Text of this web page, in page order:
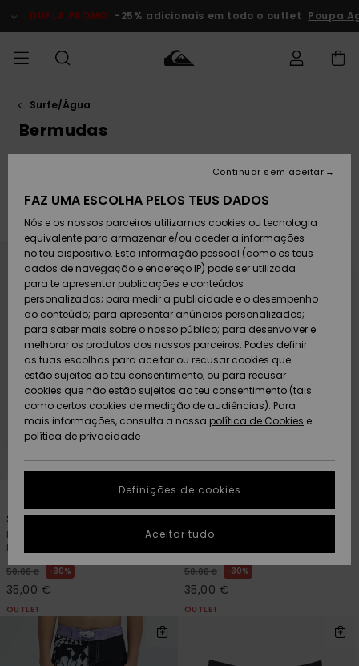
da
produtos
DUPLA PROMO -25% adicionais em todo o outlet Poupa
HOMEM
Calçado e
chinelos
Surfe/água
Snow
Artigos
recém-
chegados
Coleções
MENINO
Calçado e
chinelos
Surfe/água
Neve
Artigos
recém-
chegados
Highlights
MULHER
chegados
Highlights
Snow
SURF
Crianças
Highlights
Community
SNOW
Artigos
Criança
Snow Shop
Feminino
Highlights
Community
DUPLA
PROMO
Criança
Outlet
Mulher
AJUDA
Devoluções
Pagamento
Cartão
presente
Quiksilver
Freedom
Protecção de
dados
Guia de
tamanhos
conversa para
obteres a
resposta mais
Iniciar uma
conversa
SUSTAINABILITY
PRESENTE
LISTA DE
DESEJO
Surfe/água
Bermudas
Bermudas Fatos de surfe
Avançar
procurar
critérios
filtragem
Avançar
ordenar
Surfsilk Holmes 17"
Boardshorts/Calções de
banho Preto Rapazes 8-16
50,00 € 30%
35,00 €
OUTLET
3
Surfsilk Straight 17"
Boardshorts/Calções de
50,00 € 30%
35,00 €
OUTLET
FAZ UMA ESCOLHA PELOS TEUS DADOS
Nós e os nossos parceiros utilizamos cookies ou tecnologia
equivalente para armazenar e/ou aceder a informações
no teu dispositivo. Esta informação pessoal (como os teus
dados de navegação e endereço IP) pode ser utilizada
para te apresentar publicações e conteúdos
personalizados; para medir a publicidade e o desempenho
do conteúdo; para apresentar anúncios personalizados;
para saber mais sobre o nosso público; para desenvolver e
melhorar os produtos dos nossos parceiros. Podes definir
as tuas escolhas para aceitar ou recusar cookies que
estão sujeitos ao teu consentimento, ou para recusar
cookies que não estão sujeitos ao teu consentimento (tais
como certos cookies de medição de audiências). Para
mais informações, consulta a nossa política de Cookies e
política de privacidade
Definições de cookies
Continuar sem aceitar
Aceitar tudo